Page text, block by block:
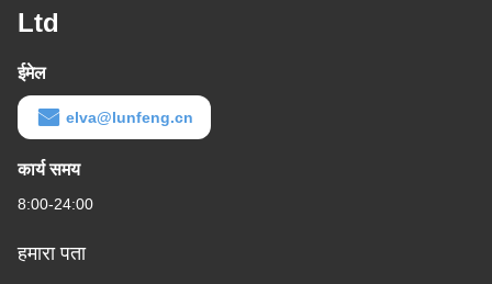
Ltd
ईमेल
elva@lunfeng.cn
कार्य समय
8:00-24:00
हमारा पता